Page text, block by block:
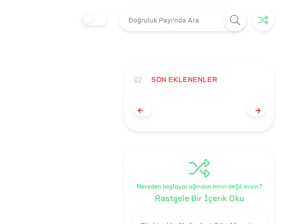
SON EKLENENLER
Nereden başlayacağından emin değil misin?
Rastgele Bir İçerik Oku